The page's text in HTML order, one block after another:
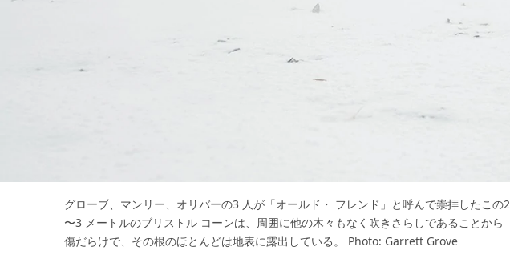
グローブ、マンリー、オリバーの3 人が「オールド・ フレンド」と呼んで崇拝したこの2
〜3 メートルのブリストル コーンは、周囲に他の木々もなく吹きさらしであることから
傷だらけで、その根のほとんどは地表に露出している。 Photo: Garrett Grove